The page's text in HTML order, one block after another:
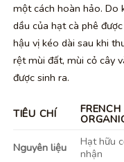
một cách hoàn hảo. Do
dầu của hạt cà phê
hậu vị kéo dài sau khi
rệt mùi đất, mùi cỏ cây
được sinh ra.
TIÊU CHÍ FRENCH
Nguyên liệu
Hạt hữu
nhận